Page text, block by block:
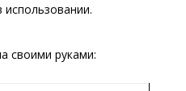
использовании.
своими руками: